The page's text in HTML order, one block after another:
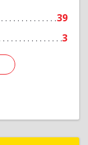
39
3
Подробнее